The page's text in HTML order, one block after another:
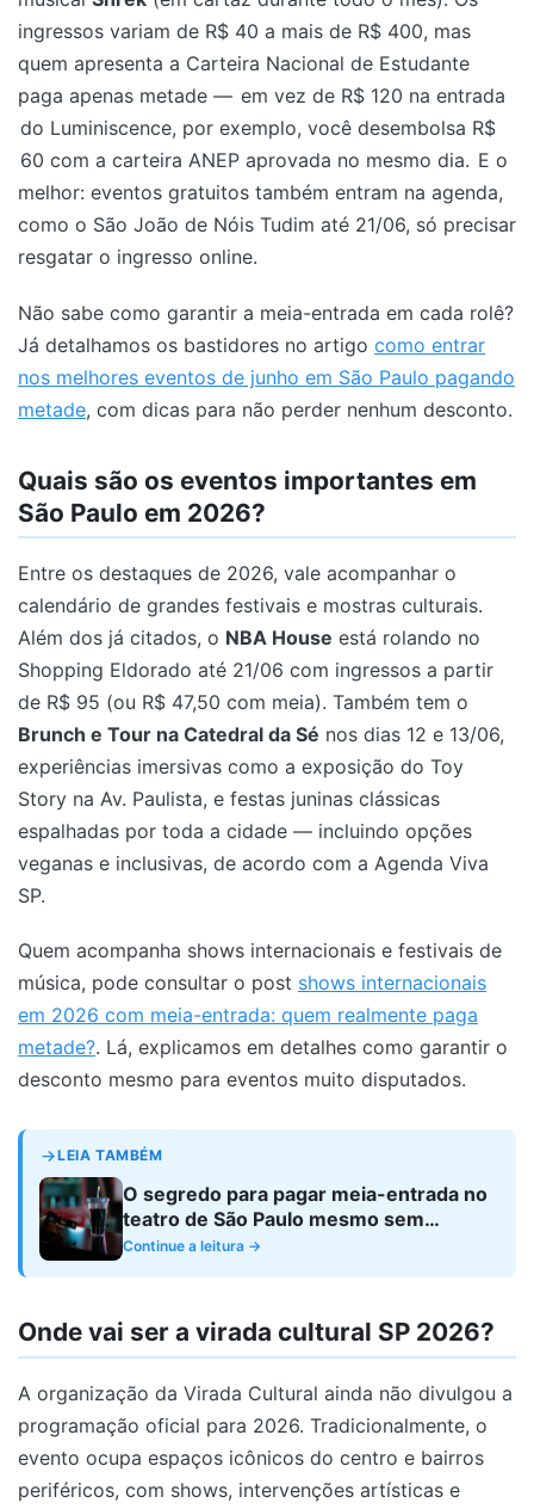
ingressos variam de R$ 40 a mais de R$ 400, mas
quem apresenta a Carteira Nacional de Estudante
paga apenas metade — em vez de R$ 120 na entrada
do Luminiscence, por exemplo, você desembolsa R$
60 com a carteira ANEP aprovada no mesmo dia. E o
melhor: eventos gratuitos também entram na agenda,
como o São João de Nóis Tudim até 21/06, só precisar
resgatar o ingresso online.
Não sabe como garantir a meia-entrada em cada rolê?
Já detalhamos os bastidores no artigo como entrar
nos melhores eventos de junho em São Paulo pagando
metade, com dicas para não perder nenhum desconto.
Quais são os eventos importantes em
São Paulo em 2026?
Entre os destaques de 2026, vale acompanhar o
calendário de grandes festivais e mostras culturais.
Além dos já citados, o NBA House está rolando no
Shopping Eldorado até 21/06 com ingressos a partir
de R$ 95 (ou R$ 47,50 com meia). Também tem o
Brunch e Tour na Catedral da Sé nos dias 12 e 13/06,
experiências imersivas como a exposição do Toy
Story na Av. Paulista, e festas juninas clássicas
espalhadas por toda a cidade — incluindo opções
veganas e inclusivas, de acordo com a Agenda Viva
SP.
Quem acompanha shows internacionais e festivais de
música, pode consultar o post shows internacionais
em 2026 com meia-entrada: quem realmente paga
metade?. Lá, explicamos em detalhes como garantir o
desconto mesmo para eventos muito disputados.
LEIA TAMBÉM
O segredo para pagar meia-entrada no
teatro de São Paulo mesmo sem
matrícula
Continue a leitura →
Onde vai ser a virada cultural SP 2026?
A organização da Virada Cultural ainda não divulgou a
programação oficial para 2026. Tradicionalmente, o
evento ocupa espaços icônicos do centro e bairros
periféricos, com shows, intervenções artísticas e